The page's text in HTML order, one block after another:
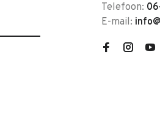
Telefoon:
E-mail: